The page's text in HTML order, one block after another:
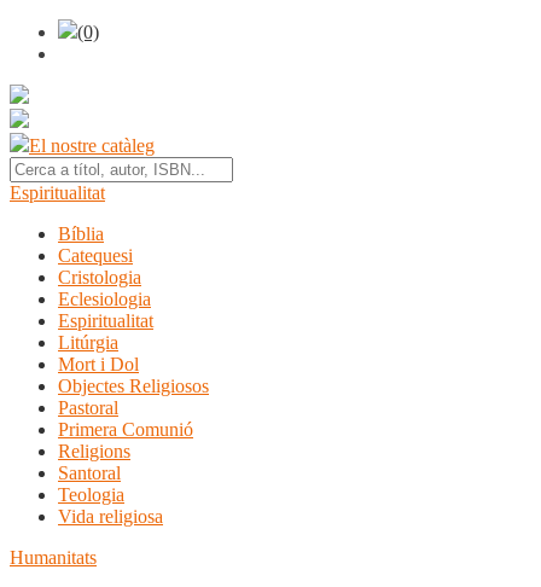
(0)
El nostre catàleg
Espiritualitat
Bíblia
Catequesi
Cristologia
Eclesiologia
Espiritualitat
Litúrgia
Mort i Dol
Objectes Religiosos
Pastoral
Primera Comunió
Religions
Santoral
Teologia
Vida religiosa
Humanitats